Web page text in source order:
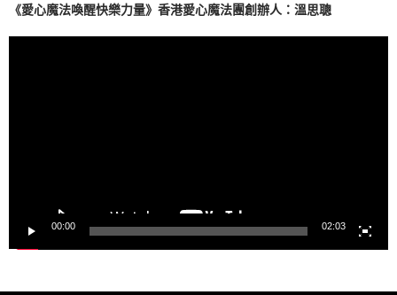
《愛心魔法喚醒快樂力量》香港愛心魔法團創辦人：溫思聰
00:00 02:03